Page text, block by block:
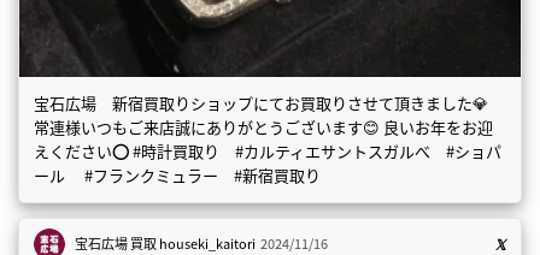
宝石広場 新宿買取りショップにてお買取りさせて頂きました💎
常連様いつもご来店誠にありがとうございます😊 良いお年をお迎
えください⭕️ #時計買取り #カルティエサントスガルべ #ショパ
ール #フランクミュラー #新宿買取り
宝石広場 買取houseki_kaitori 2024/11/16